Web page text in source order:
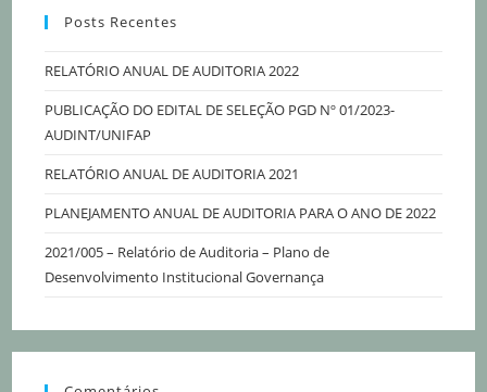
Posts Recentes
RELATÓRIO ANUAL DE AUDITORIA 2022
PUBLICAÇÃO DO EDITAL DE SELEÇÃO PGD Nº 01/2023-
AUDINT/UNIFAP
RELATÓRIO ANUAL DE AUDITORIA 2021
PLANEJAMENTO ANUAL DE AUDITORIA PARA O ANO DE 2022
2021/005 – Relatório de Auditoria – Plano de
Desenvolvimento Institucional Governança